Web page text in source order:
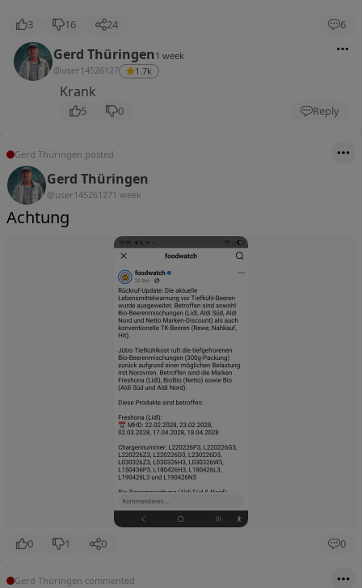
3 16 24 6
Gerd Thüringen1 week
@user14526127
1.7k
Krank
5 0 Reply
Gerd Thüringen posted
Gerd Thüringen
@user145261271 week
Achtung
0 1 0 0
Gerd Thüringen commented